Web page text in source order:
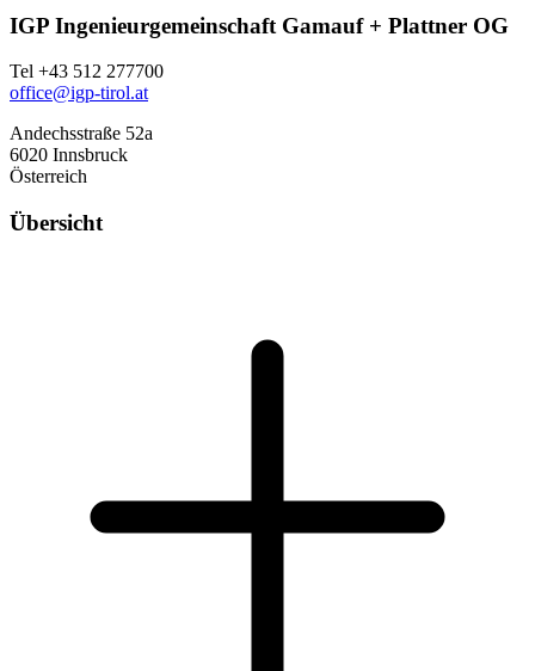
IGP Ingenieurgemeinschaft Gamauf + Plattner OG
Tel +43 512 277700
office@igp-tirol.at
Andechsstraße 52a
6020 Innsbruck
Österreich
Übersicht